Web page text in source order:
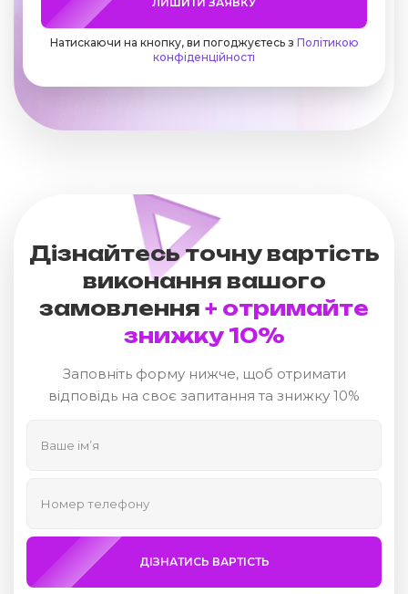
Натискаючи на кнопку, ви погоджуєтесь з Політикою
конфіденційності
Дізнайтесь точну вартість
виконання вашого
замовлення + отримайте
знижку 10%
Заповніть форму нижче, щоб отримати
відповідь на своє запитання та знижку 10%
ДІЗНАТИСЬ ВАРТІСТЬ